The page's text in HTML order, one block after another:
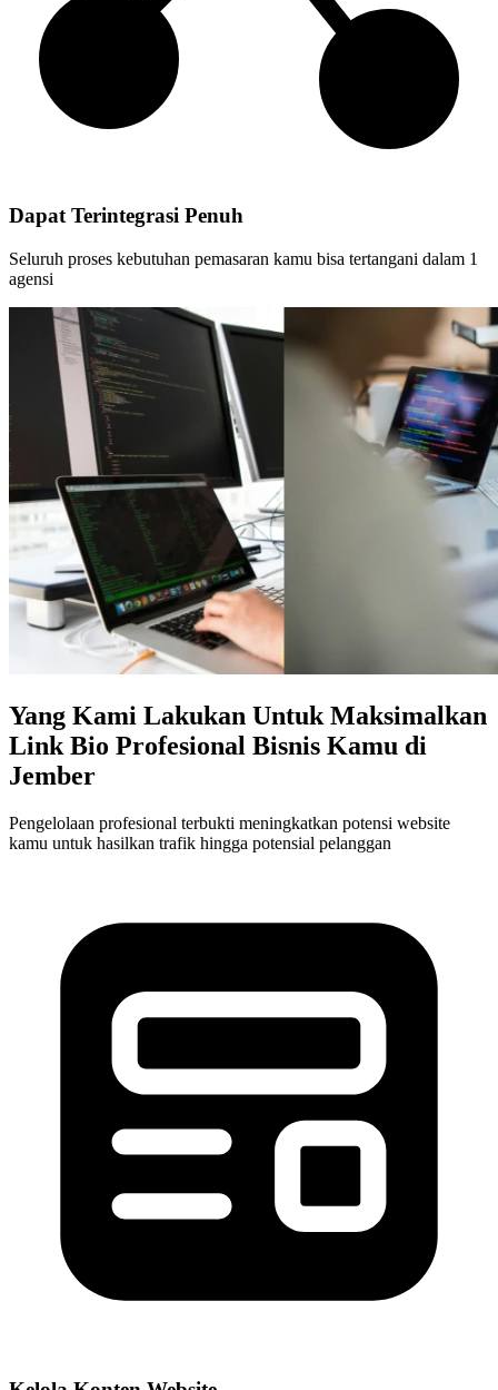
Dapat Terintegrasi Penuh
Seluruh proses kebutuhan pemasaran kamu bisa tertangani dalam 1
agensi
Yang Kami Lakukan Untuk Maksimalkan
Link Bio Profesional Bisnis Kamu di
Jember
Pengelolaan profesional terbukti meningkatkan potensi website
kamu untuk hasilkan trafik hingga potensial pelanggan